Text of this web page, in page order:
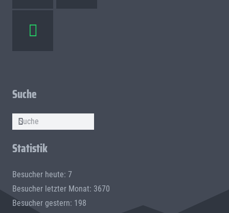
Suche
Statistik
Besucher heute: 7
Besucher letzter Monat: 3670
Besucher gestern: 198